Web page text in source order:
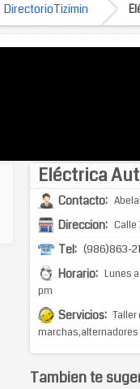
DirectorioTizimin
Eléctrica
Contacto:
Direccion: Calle
Tel: (986)863-
Horario: Lunes
pm
Servicios:
marchas,alternadores
Tambien te